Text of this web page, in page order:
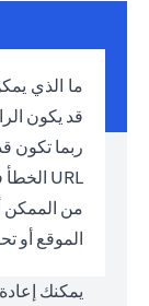
ما الذي
قد يكون
ربما تكون
URL الخطأ في شريط العناوين
من الممكن
الموقع أو